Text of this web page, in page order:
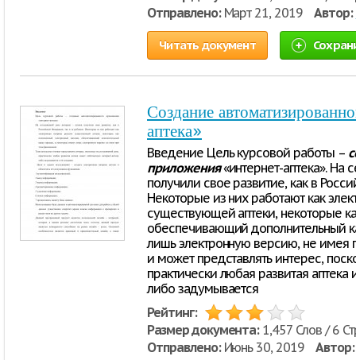
Отправлено:Март 21, 2019 Автор:
Читать документ
Создание
аптека»
Введение Цель курсовой работы –
приложения«интернет-аптека». На
получили свое развитие, как в
Некоторые из них работают как
существующей аптеки, некоторые
обеспечивающий дополнительный
лишь электронную версию, не имея
и может представлять интерес,
практически любая развитая
либо задумывается
Рейтинг:
Размер документа:1,457 Слов / 6
Отправлено:Июнь 30, 2019 Автор: